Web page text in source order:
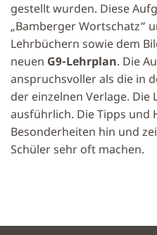
gestellt wurden. Diese
„Bamberger Wortschatz“
Lehrbüchern sowie dem
neuen G9-Lehrplan. Die
anspruchsvoller als die in
der einzelnen Verlage. Die
ausführlich. Die Tipps und
Besonderheiten hin und
Schüler sehr oft machen.